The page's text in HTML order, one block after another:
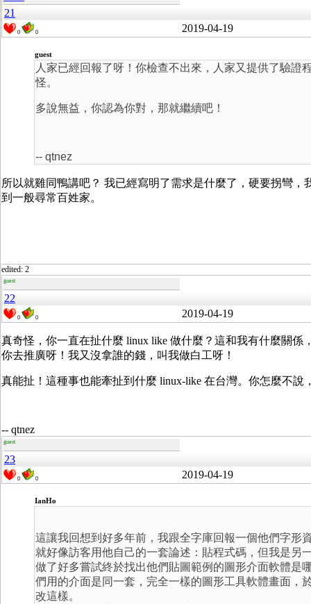
21
0 0 2019-04-19
guest
人家已經回報了呀！你檢查不出來，人家又提供了驗證
怪。
多說無益，你認為你對，那就繼續吧！
-- qtnez
所以就雞同鴨講吧？ 我已經寫明了需求是什麼了，硬要拐彎
到一般尋常百姓家。
edited: 2
guest
22
0 0 2019-04-19
真奇怪，你一直在扯什麼 linux like 做什麼？這和我有什麼關
你去推廣呀！我又沒拿誰的錢，叫我做白工呀！
真能扯！這種事也能牽扯到什麼 linux-like 在台灣。你怎麼不
-- qtnez
guest
23
0 0 2019-04-19
IanHo
這讓我回想到好多年前，我跟全字庫回報一個他們字形
就好像訪客用他自己的一套論述：貼程式碼，但我是另
做了好多嘗試終於找出他們貼圖範例的圖形介面軟體是
們用的介面是同一套，完全一樣的圖形工具軟體畫面，
改這樣。